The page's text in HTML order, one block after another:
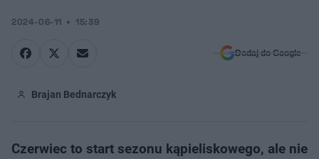
2024-06-11 15:39
Dodaj do Google
Brajan Bednarczyk
Czerwiec to start sezonu kąpieliskowego, ale nie